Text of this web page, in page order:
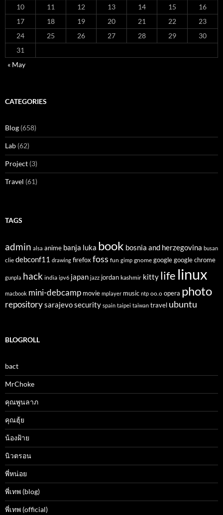
10
11 12 13 14 15
16
17
18 19 20 21 22
23
24
25 26 27 28 29
30
31
« May
CATEGORIES
Blog (658)
Lab (62)
Project (3)
Travel (61)
TAGS
admin alsa anime banja luka book bosnia and herzegovina busan
clie debconf11 drawing firefoxfoss fun gimp gnome google google chrome
gunpla hack india ipv6 japan jazz jordan kashmir kitty life linux
macbook mini-debcamp movie mplayer music ntp oo.o opera photo
repositorysarajevosecurity spain taipei taiwan travel ubuntu
BLOGROLL
bact
MrChoke
คุณพูนลาภ
คุณฮุ้ย
น้องฝ้าย
นิวตรอน
พี่หน่อย
พี่เทพ (blog)
พี่เทพ (official)